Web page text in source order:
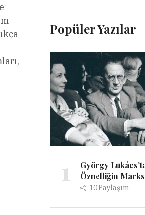
Popüler Yazılar
1
György
Öznelliğin
10Paylaşım